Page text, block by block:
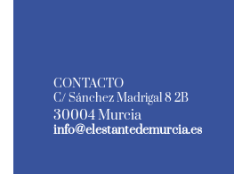
CONTACTO
C/ Sánchez Madrigal 8 2B
30004 Murcia
info@elestantedemurcia.es